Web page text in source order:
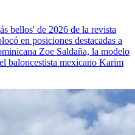
bellos' de 2026 de la revista
en posiciones destacadas a
Zoe Saldaña, la modelo
baloncestista mexicano Karim